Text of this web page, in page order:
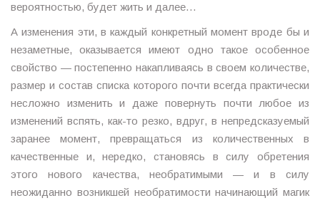
вероятностью, будет жить и далее…
А изменения эти, в каждый конкретный момент вроде бы и
незаметные, оказывается имеют одно такое особенное
свойство — постепенно накапливаясь в своем количестве,
размер и состав списка которого почти всегда практически
несложно изменить и даже повернуть почти любое из
изменений вспять, как-то резко, вдруг, в непредсказуемый
заранее момент, превращаться из количественных в
качественные и, нередко, становясь в силу обретения
этого нового качества, необратимыми — и в силу
неожиданно возникшей необратимости начинающий магик